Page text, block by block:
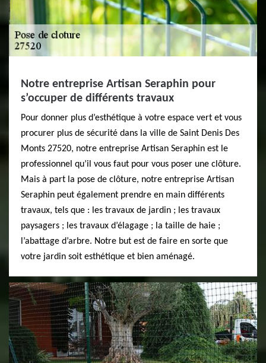
Notre entreprise Artisan Seraphin pour
s’occuper de différents travaux
Pour donner plus d’esthétique à votre espace vert et vous
procurer plus de sécurité dans la ville de Saint Denis Des
Monts 27520, notre entreprise Artisan Seraphin est le
professionnel qu’il vous faut pour vous poser une clôture.
Mais à part la pose de clôture, notre entreprise Artisan
Seraphin peut également prendre en main différents
travaux, tels que : les travaux de jardin ; les travaux
paysagers ; les travaux d’élagage ; la taille de haie ;
l’abattage d’arbre. Notre but est de faire en sorte que
votre jardin soit esthétique et bien aménagé.